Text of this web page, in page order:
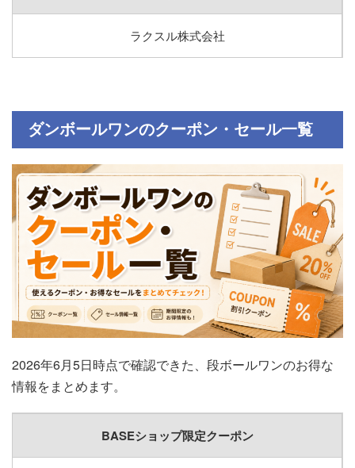
ラクスル株式会社
ダンボールワンのクーポン・セール一覧
2026年6月5日時点で確認できた、段ボールワンのお得な
情報をまとめます。
BASEショップ限定クーポン